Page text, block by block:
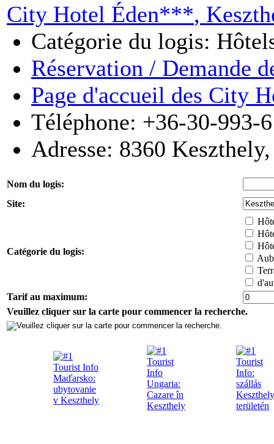
City Hotel Éden***,
Catégorie du logis:
Réservation / Demande
Page d'accueil des City
Téléphone: +36-30-993-
Adresse: 8360 Keszthely
Nom du logis:
Site:
Catégorie du logis:
Tarif au maximum:
Veuillez cliquer sur la carte pour commencer la recherche.